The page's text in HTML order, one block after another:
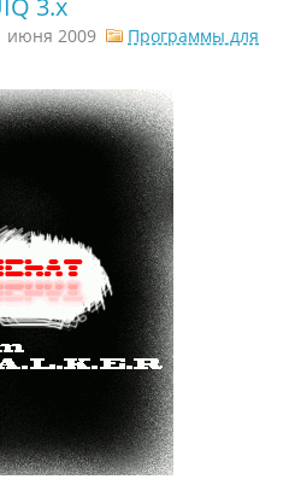
3.x
июня 2009
Программы для